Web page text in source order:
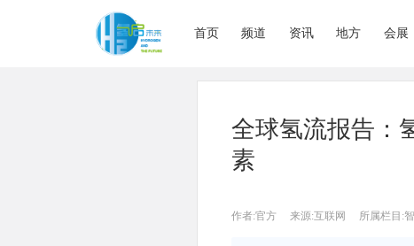
首页 频道 资讯 地方 会展
全球氢流报告：
素
作者:官方 来源:互联网 所属栏目: